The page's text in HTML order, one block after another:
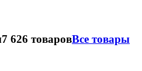
7 626 товаровВсе товары